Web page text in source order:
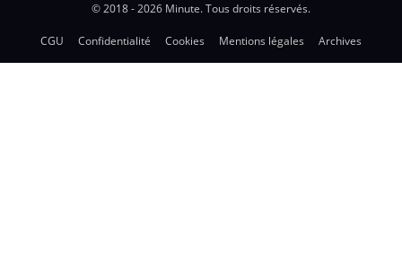
© 2018 - 2026 Minute. Tous droits réservés.
CGU Confidentialité Cookies Mentions légales Archives